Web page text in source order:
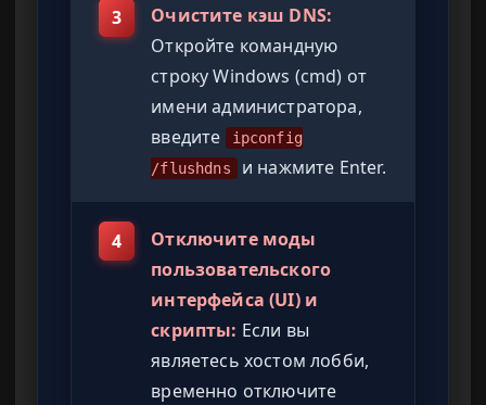
3
Очистите кэш DNS:
Откройте командную
строку Windows (cmd) от
имени администратора,
введите
ipconfig
/flushdns и нажмите Enter.
4
Отключите моды
пользовательского
интерфейса (UI) и
скрипты: Если вы
являетесь хостом лобби,
временно отключите